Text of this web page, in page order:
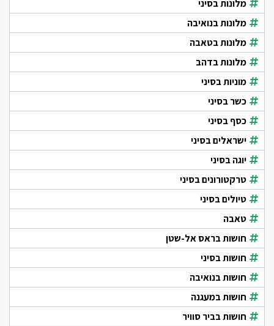
מלונות בסיני
מלונות בנואיבה
מלונות בטאבה
מלונות בדהב
מוניות בסיני
כשר בסיני
כסף בסיני
ישראלים בסיני
יוגה בסיני
טרקטורונים בסיני
טיולים בסיני
טאבה
חושות בראס אל-שטן
חושות בסיני
חושות בנואיבה
חושות במעגנה
חושות בביר סוויר